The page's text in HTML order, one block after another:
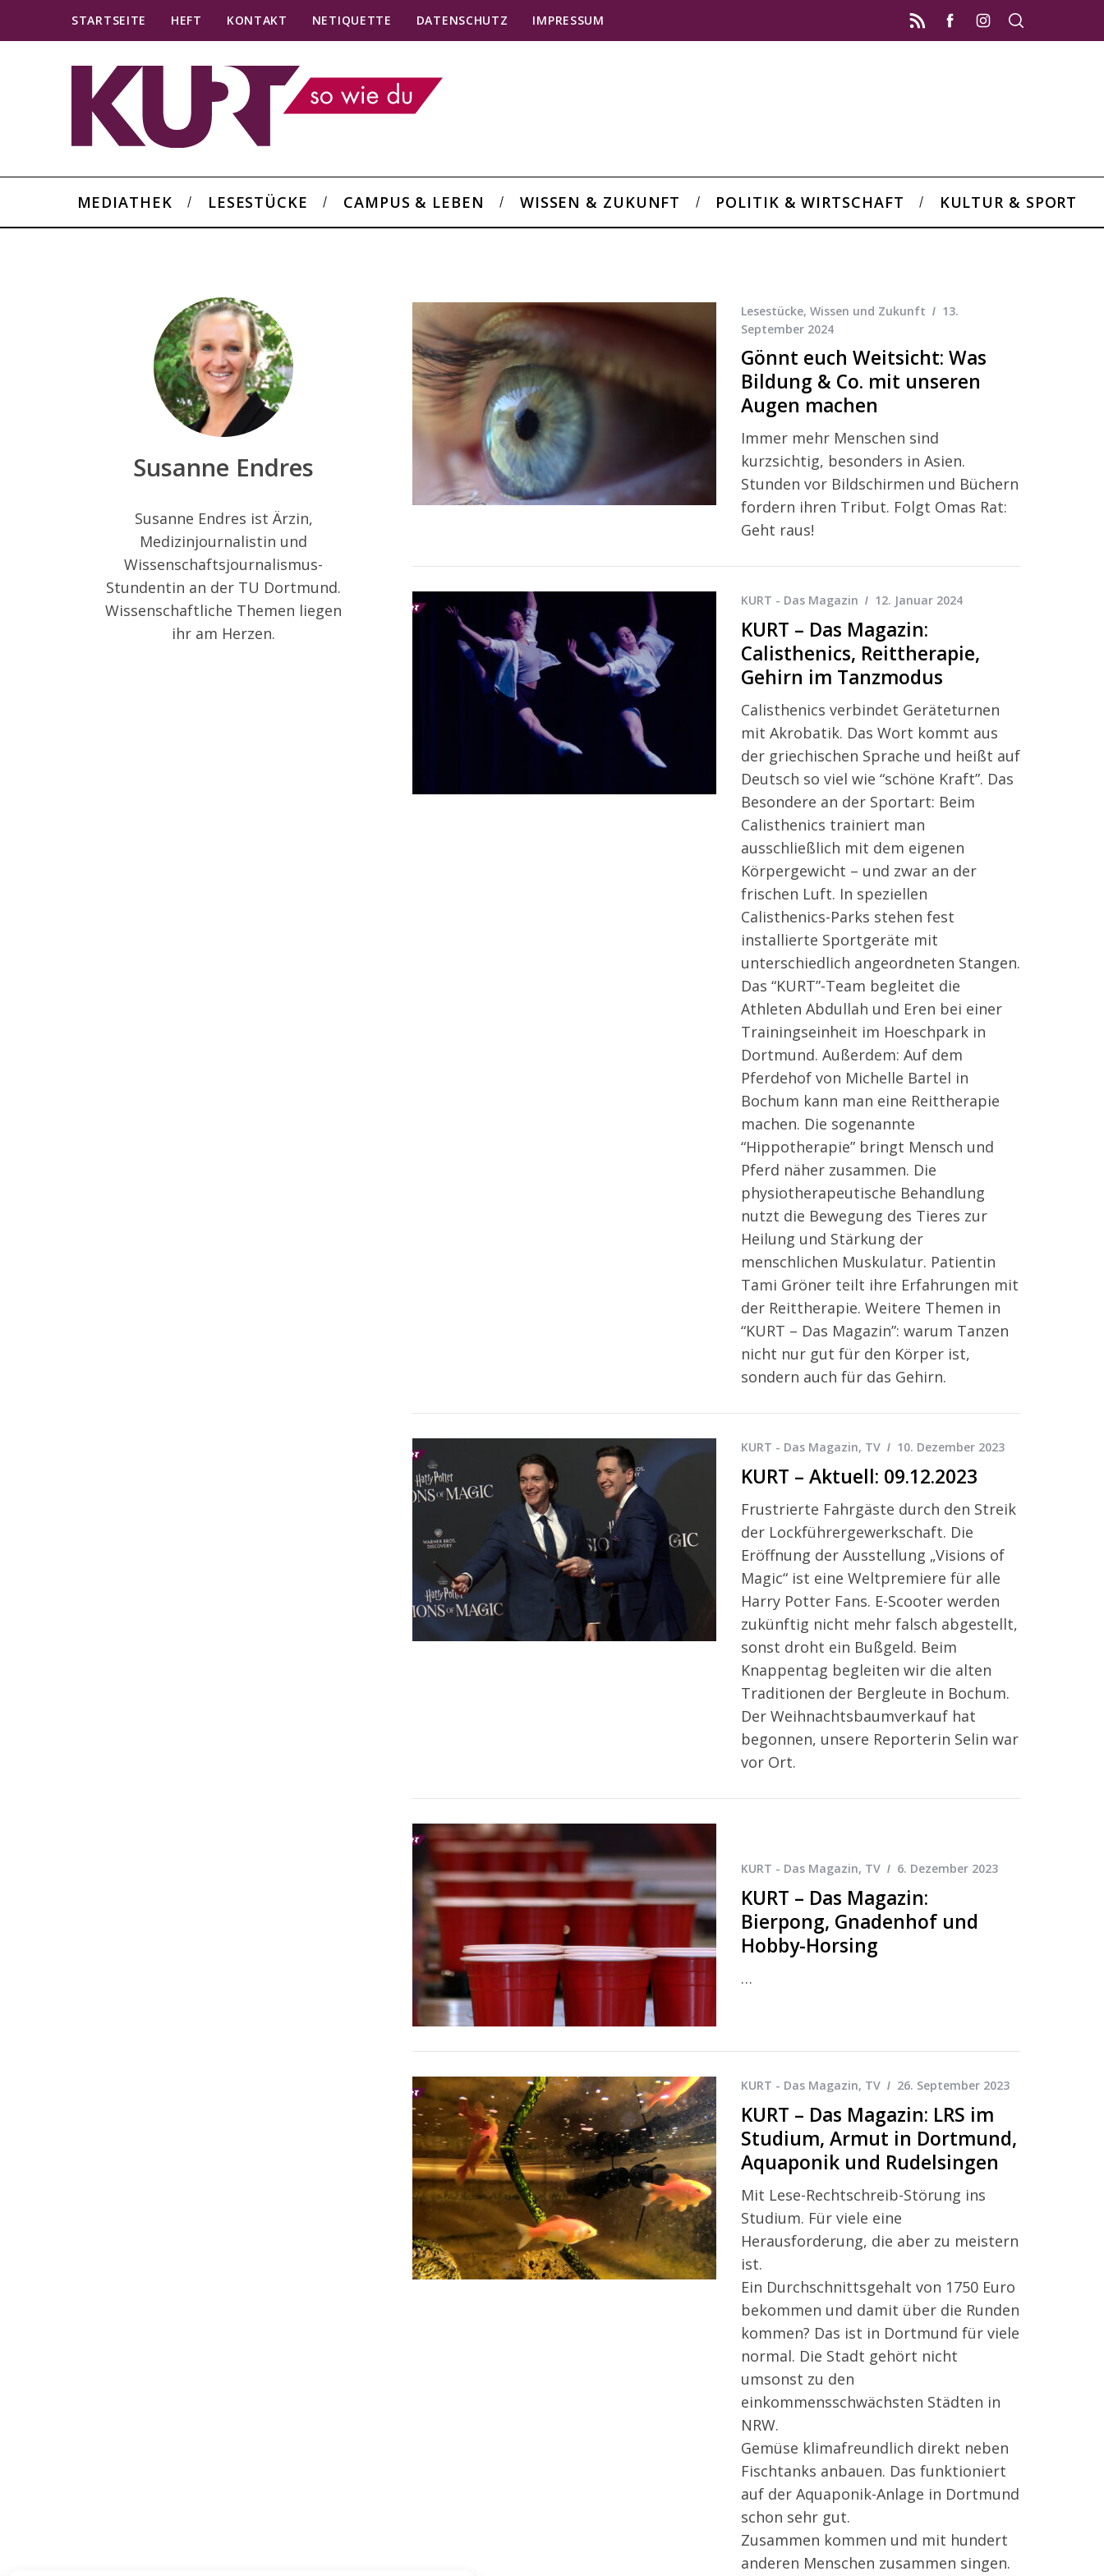
STARTSEITE HEFT KONTAKT NETIQUETTE DATENSCHUTZ IMPRESSUM
MEDIATHEK LESESTÜCKE CAMPUS & LEBEN WISSEN & ZUKUNFT POLITIK & WIRTSCHAFT KULTUR & SPORT
Susanne Endres
Susanne Endres ist Ärzin,
Medizinjournalistin und
Wissenschaftsjournalismus-
Stundentin an der TU Dortmund.
Wissenschaftliche Themen liegen
ihr am Herzen.
Lesestücke, Wissen und Zukunft
13.
September 2024
Gönnt euch Weitsicht: Was
Bildung & Co. mit unseren
Augen machen
Immer mehr Menschen sind
kurzsichtig, besonders in Asien.
Stunden vor Bildschirmen und Büchern
fordern ihren Tribut. Folgt Omas Rat:
Geht raus!
KURT - Das Magazin 12. Januar 2024
KURT – Das Magazin:
Calisthenics, Reittherapie,
Gehirn im Tanzmodus
Calisthenics verbindet Geräteturnen
mit Akrobatik. Das Wort kommt aus
der griechischen Sprache und heißt auf
Deutsch so viel wie “schöne Kraft”. Das
Besondere an der Sportart: Beim
Calisthenics trainiert man
ausschließlich mit dem eigenen
Körpergewicht – und zwar an der
frischen Luft. In speziellen
Calisthenics-Parks stehen fest
installierte Sportgeräte mit
unterschiedlich angeordneten Stangen.
Das “KURT”-Team begleitet die
Athleten Abdullah und Eren bei einer
Trainingseinheit im Hoeschpark in
Dortmund. Außerdem: Auf dem
Pferdehof von Michelle Bartel in
Bochum kann man eine Reittherapie
machen. Die sogenannte
“Hippotherapie” bringt Mensch und
Pferd näher zusammen. Die
physiotherapeutische Behandlung
nutzt die Bewegung des Tieres zur
Heilung und Stärkung der
menschlichen Muskulatur. Patientin
Tami Gröner teilt ihre Erfahrungen mit
der Reittherapie. Weitere Themen in
“KURT – Das Magazin”: warum Tanzen
nicht nur gut für den Körper ist,
sondern auch für das Gehirn.
KURT - Das Magazin, TV 10. Dezember 2023
KURT – Aktuell: 09.12.2023
Frustrierte Fahrgäste durch den Streik
der Lockführergewerkschaft. Die
Eröffnung der Ausstellung „Visions of
Magic“ ist eine Weltpremiere für alle
Harry Potter Fans. E-Scooter werden
zukünftig nicht mehr falsch abgestellt,
sonst droht ein Bußgeld. Beim
Knappentag begleiten wir die alten
Traditionen der Bergleute in Bochum.
Der Weihnachtsbaumverkauf hat
begonnen, unsere Reporterin Selin war
vor Ort.
KURT - Das Magazin, TV 6. Dezember 2023
KURT – Das Magazin:
Bierpong, Gnadenhof und
Hobby-Horsing
…
KURT - Das Magazin, TV 26. September 2023
KURT – Das Magazin: LRS im
Studium, Armut in Dortmund,
Aquaponik und Rudelsingen
Mit Lese-Rechtschreib-Störung ins
Studium. Für viele eine
Herausforderung, die aber zu meistern
ist.
Ein Durchschnittsgehalt von 1750 Euro
bekommen und damit über die Runden
kommen? Das ist in Dortmund für viele
normal. Die Stadt gehört nicht
umsonst zu den
einkommensschwächsten Städten in
NRW.
Gemüse klimafreundlich direkt neben
Fischtanks anbauen. Das funktioniert
auf der Aquaponik-Anlage in Dortmund
schon sehr gut.
Zusammen kommen und mit hundert
anderen Menschen zusammen singen.